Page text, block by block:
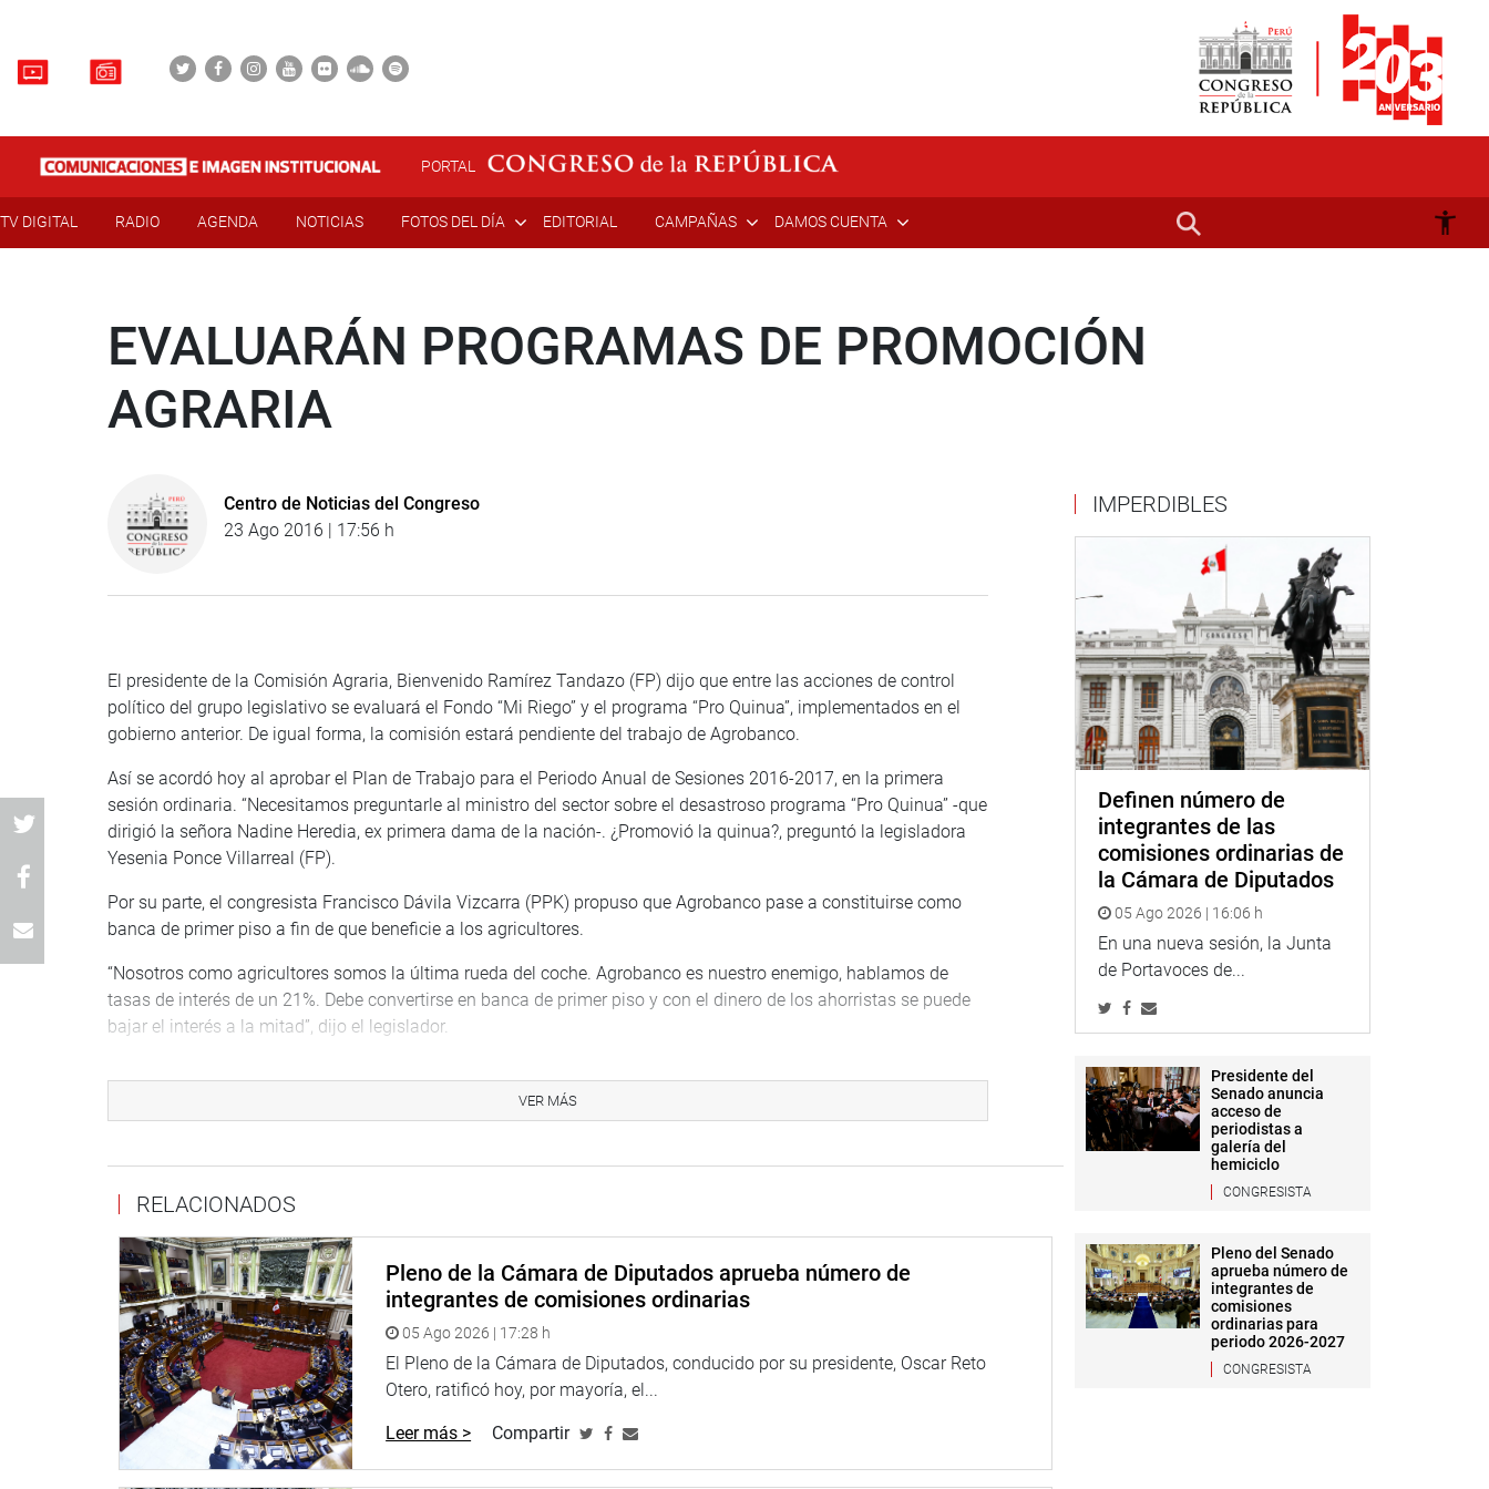
PORTAL
TV DIGITAL RADIO AGENDA NOTICIAS FOTOS DEL DÍA EDITORIAL CAMPAÑAS DAMOS CUENTA
EVALUARÁN PROGRAMAS DE PROMOCIÓN
AGRARIA
Centro de Noticias del Congreso
23 Ago 2016 | 17:56 h
El presidente de la Comisión Agraria, Bienvenido Ramírez Tandazo (FP) dijo que entre las acciones de control
político del grupo legislativo se evaluará el Fondo “Mi Riego” y el programa “Pro Quinua”, implementados en el
gobierno anterior. De igual forma, la comisión estará pendiente del trabajo de Agrobanco.
Así se acordó hoy al aprobar el Plan de Trabajo para el Periodo Anual de Sesiones 2016-2017, en la primera
sesión ordinaria. “Necesitamos preguntarle al ministro del sector sobre el desastroso programa “Pro Quinua” -que
dirigió la señora Nadine Heredia, ex primera dama de la nación-. ¿Promovió la quinua?, preguntó la legisladora
Yesenia Ponce Villarreal (FP).
Por su parte, el congresista Francisco Dávila Vizcarra (PPK) propuso que Agrobanco pase a constituirse como
banca de primer piso a fin de que beneficie a los agricultores.
“Nosotros como agricultores somos la última rueda del coche. Agrobanco es nuestro enemigo, hablamos de
tasas de interés de un 21%. Debe convertirse en banca de primer piso y con el dinero de los ahorristas se puede
bajar el interés a la mitad”, dijo el legislador.
últimos 15 años no se ha implementado una política agraria.
crediticia”, dijo el congresista Benicio Ríos Ocsa (APP) coincidiendo con Galván Vento.
El presidente de la Comisión Agraria dijo que el Plan de Trabajo contempla audiencias públicas y sesiones
descentralizadas en Tumbes en el mes de septiembre, para tratar la problemática del sector agrario y el Proyecto
Binacional Puyango – Tumbes.
En Iquitos, en octubre, para analizar la situación del Instituto de Investigaciones de la Amazonía Peruana (IIAP) y
el Proyecto Especial de Desarrollo Integral de la cuenca del río Putumayo.
En noviembre, la comisión se trasladará a Junín tratar sobre la reforestación de la sierra a través de la siembra y
cosecha del agua en los andes; y ese mismo mes viajarán al Cusco para abordar la problemática del sector
agrario.
VER MÁS
RELACIONADOS
Pleno de la Cámara de Diputados aprueba número de
integrantes de comisiones ordinarias
05 Ago 2026 | 17:28 h
El Pleno de la Cámara de Diputados, conducido por su presidente, Oscar Reto
Otero, ratificó hoy, por mayoría, el...
Leer más > Compartir
IMPERDIBLES
Definen número de
integrantes de las
comisiones ordinarias de
la Cámara de Diputados
05 Ago 2026 | 16:06 h
En una nueva sesión, la Junta
de Portavoces de...
Presidente del
Senado anuncia
acceso de
periodistas a
galería del
hemiciclo
CONGRESISTA
Pleno del Senado
aprueba número de
integrantes de
comisiones
ordinarias para
periodo 2026-2027
CONGRESISTA